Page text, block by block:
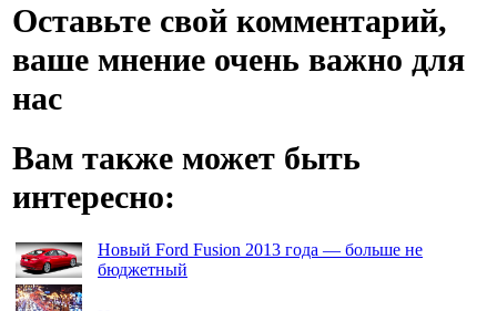
Оставьте свой комментарий,
ваше мнение очень важно для
нас
Вам также может быть
интересно:
Новый Ford Fusion 2013 года — больше не
бюджетный